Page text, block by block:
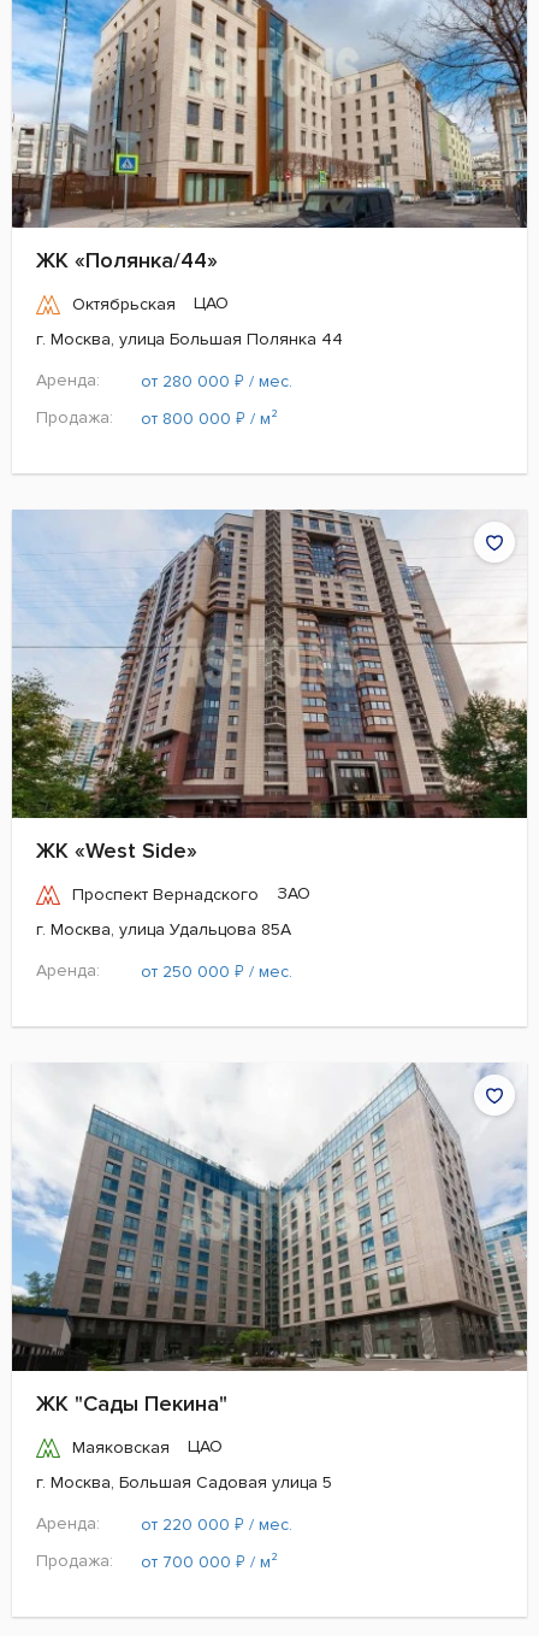
ЖК «Полянка/44»
Октябрьская
ЦАО
г. Москва, улица Большая Полянка 44
Аренда:
от 280 000 ₽ / мес.
Продажа:
от 800 000 ₽ / м²
ЖК «West Side»
Проспект Вернадского
ЗАО
г. Москва, улица Удальцова 85А
Аренда:
от 250 000 ₽ / мес.
ЖК "Сады Пекина"
Маяковская
ЦАО
г. Москва, Большая Садовая улица 5
Аренда:
от 220 000 ₽ / мес.
Продажа:
от 700 000 ₽ / м²